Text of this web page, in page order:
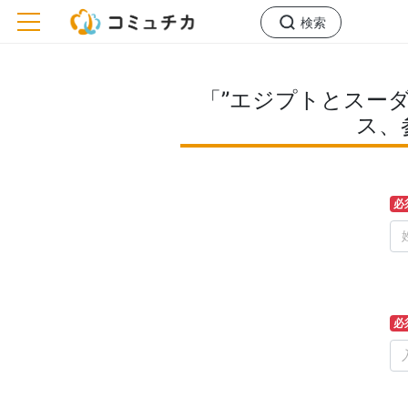
toggle navigation 検索
「”エジプトとス
ス、
必
必